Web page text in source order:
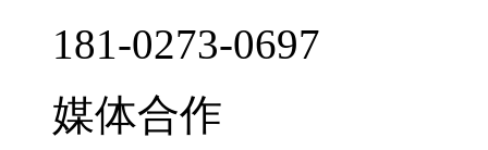
181-0273-0697
媒体合作